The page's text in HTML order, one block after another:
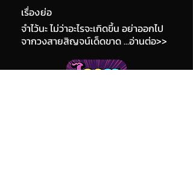
เรื่องย่อ
จำไว้นะ ไม่ว่าอะไรจะเกิดขึ้น อย่าออกไป
จากวงสายสิญจน์เด็ดขาด ...อ่านต่อ>>